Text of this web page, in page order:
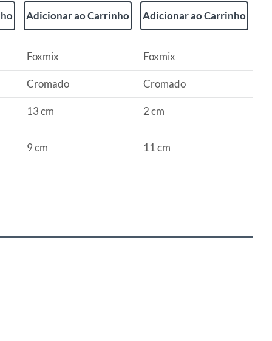
Adicionar ao Carrinho Adicionar ao Carrinho
Foxmix Foxmix
Cromado Cromado
13 cm 2 cm
9 cm 11 cm